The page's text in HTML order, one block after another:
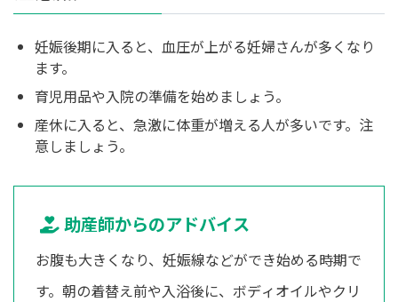
妊娠後期に入ると、血圧が上がる妊婦さんが多くなり
ます。
育児用品や入院の準備を始めましょう。
産休に入ると、急激に体重が増える人が多いです。注
意しましょう。
助産師からのアドバイス
お腹も大きくなり、妊娠線などができ始める時期で
す。朝の着替え前や入浴後に、ボディオイルやクリ